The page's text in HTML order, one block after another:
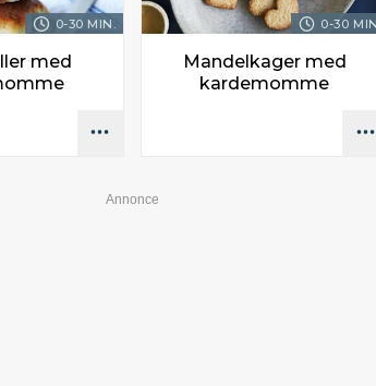
0-30 MIN.
med
0-30
Mandelkager med
kardemomme